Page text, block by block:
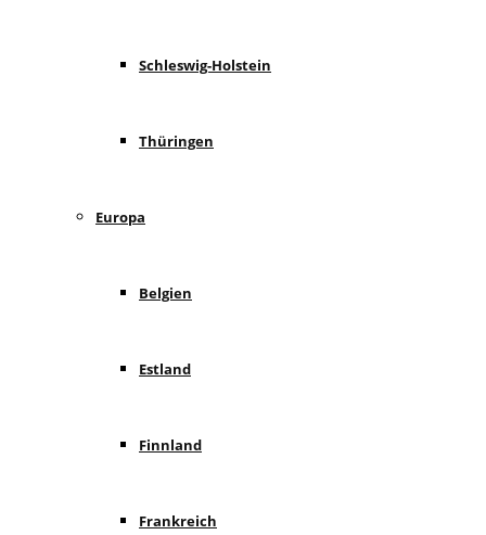
Schleswig-Holstein
Thüringen
Europa
Belgien
Estland
Finnland
Frankreich